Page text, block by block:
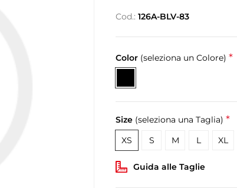
Cod.: 126A-BLV-83
Color (seleziona un Colore) *
Size (seleziona una Taglia) *
XS S M L XL
Guida alle Taglie